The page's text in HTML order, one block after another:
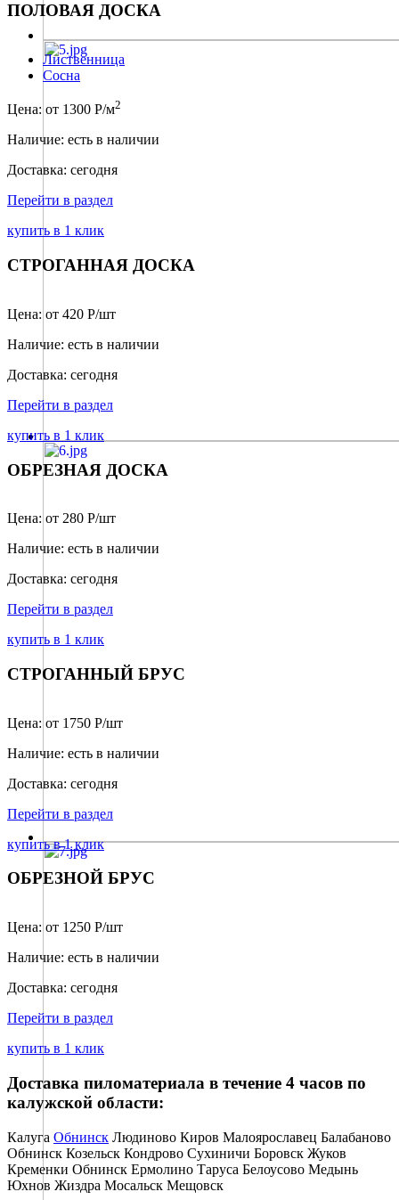
ПОЛОВАЯ ДОСКА
Лиственница
Сосна
Цена: от 1300 Р/м2
Наличие: есть в наличии
Доставка: сегодня
Перейти в раздел
купить в 1 клик
СТРОГАННАЯ ДОСКА
Цена: от 420 Р/шт
Наличие: есть в наличии
Доставка: сегодня
Перейти в раздел
купить в 1 клик
ОБРЕЗНАЯ ДОСКА
Цена: от 280 Р/шт
Наличие: есть в наличии
Доставка: сегодня
Перейти в раздел
купить в 1 клик
СТРОГАННЫЙ БРУС
Цена: от 1750 Р/шт
Наличие: есть в наличии
Доставка: сегодня
Перейти в раздел
купить в 1 клик
ОБРЕЗНОЙ БРУС
Цена: от 1250 Р/шт
Наличие: есть в наличии
Доставка: сегодня
Перейти в раздел
купить в 1 клик
Доставка пиломатериала в течение 4 часов по
калужской области:
Калуга Обнинск Людиново Киров Малоярославец Балабаново
Обнинск Козельск Кондрово Сухиничи Боровск Жуков
Кременки Обнинск Ермолино Таруса Белоусово Медынь
Юхнов Жиздра Мосальск Мещовск